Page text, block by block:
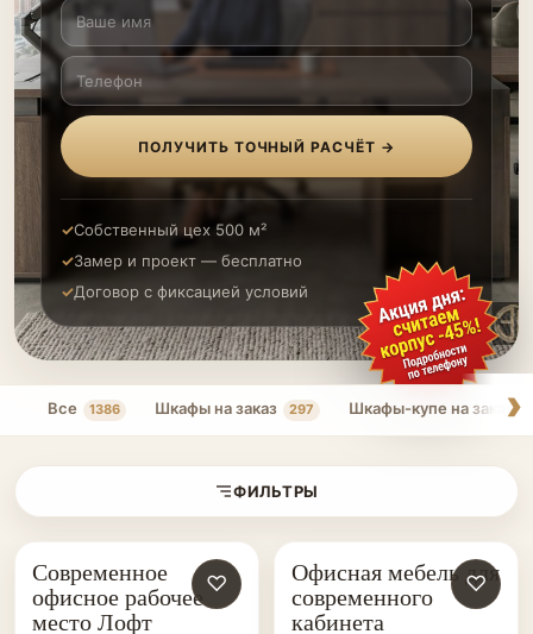
ПОЛУЧИТЬ ТОЧНЫЙ РАСЧЁТ →
Собственный цех 500 м²
Замер и проект — бесплатно
Договор с фиксацией условий
Все 1386 Шкафы на заказ 297 Шкафы-купе на заказ
ФИЛЬТРЫ
ОФИСНАЯ
МЕБЕЛЬ НА ЗАКАЗ
♡
Современное
офисное рабочее
место Лофт
ОФИСНАЯ
МЕБЕЛЬ НА ЗАКАЗ
♡
Офисная мебель для
современного
кабинета